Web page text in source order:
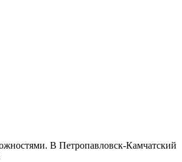
В Петропавловск-Камчатский